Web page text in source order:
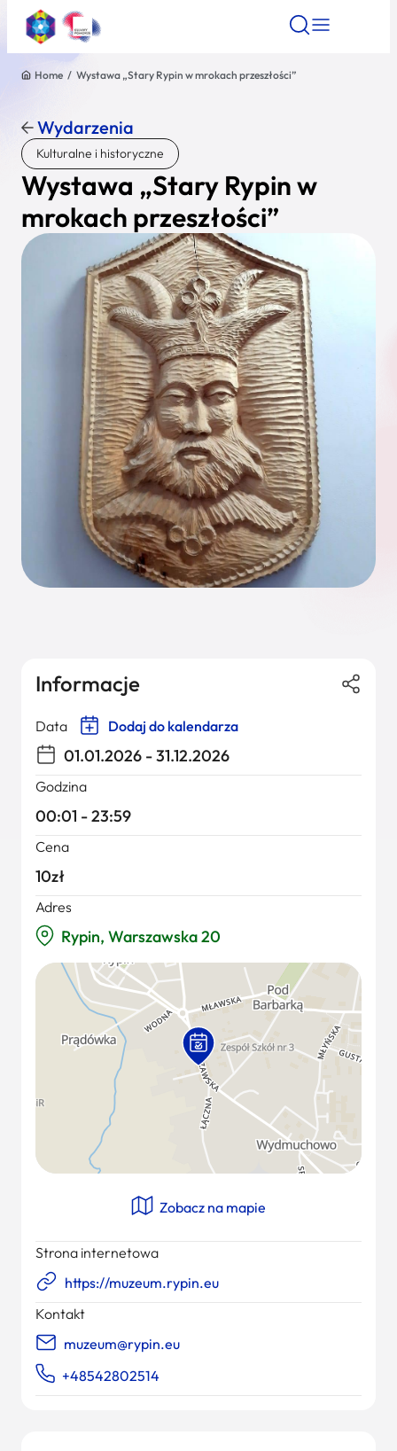
Znajdź atrakcję
Nazwa atrakcji
Miasto
Wyszukaj
Home / Wystawa „Stary Rypin w mrokach przeszłości”
Wydarzenia
Kulturalne i historyczne
Wystawa „Stary Rypin w
mrokach przeszłości”
Informacje
Data Dodaj do kalendarza
01.01.2026 - 31.12.2026
Godzina
00:01 - 23:59
Cena
10zł
Adres
Rypin, Warszawska 20
Zobacz na mapie
Strona internetowa
https://muzeum.rypin.eu
Kontakt
muzeum@rypin.eu
+48542802514